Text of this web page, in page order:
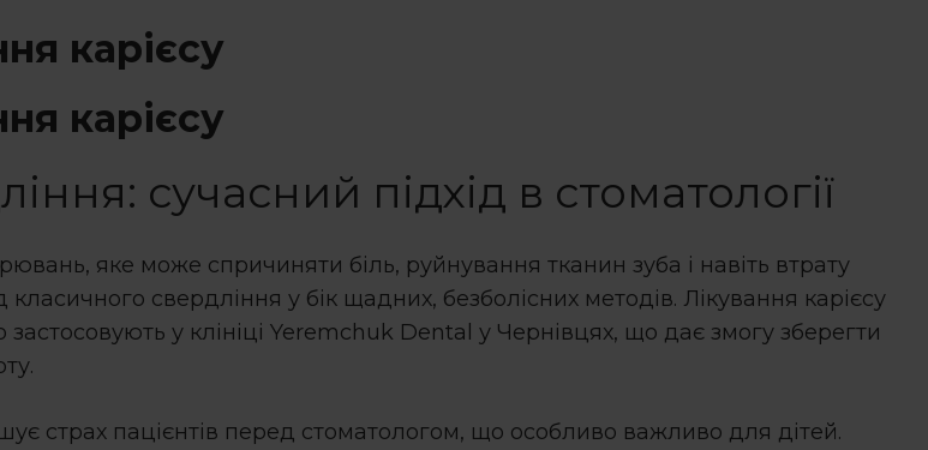
карієсу
карієсу
: сучасний підхід в стоматології
яке може спричиняти біль, руйнування тканин зуба і навіть втрату
свердління у бік щадних, безболісних методів. Лікування карієсу
у клініці Yeremchuk Dental у Чернівцях, що дає змогу зберегти
страх пацієнтів перед стоматологом, що особливо важливо для дітей.